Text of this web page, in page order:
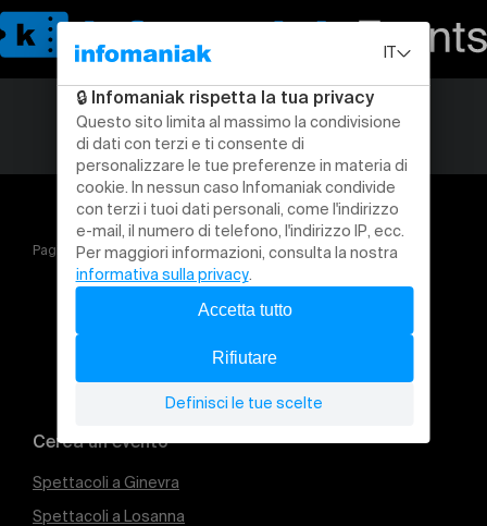
Pagina iniziale After Loudest Silence
Cerca un evento
Spettacoli a Ginevra
Spettacoli a Losanna